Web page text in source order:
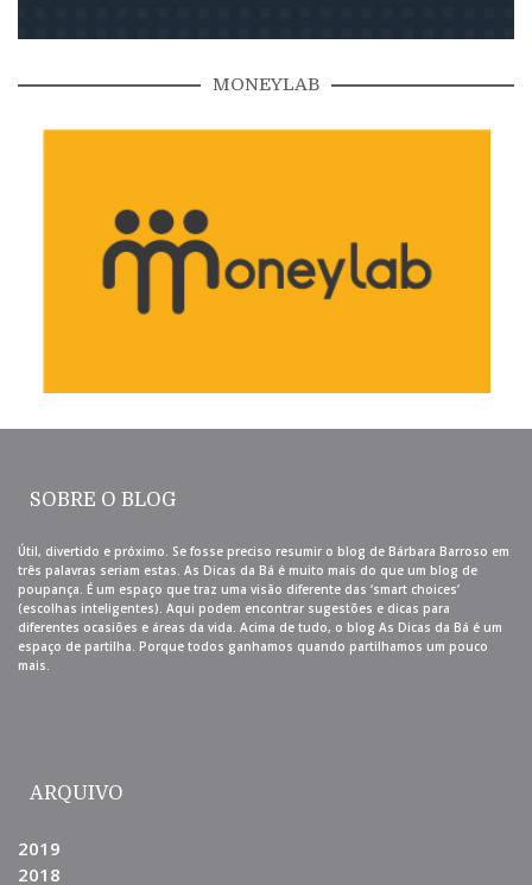
MONEYLAB
SOBRE O BLOG
Útil, divertido e próximo. Se fosse preciso resumir o blog de Bárbara Barroso em
três palavras seriam estas. As Dicas da Bá é muito mais do que um blog de
poupança. É um espaço que traz uma visão diferente das ‘smart choices’
(escolhas inteligentes). Aqui podem encontrar sugestões e dicas para
diferentes ocasiões e áreas da vida. Acima de tudo, o blog As Dicas da Bá é um
espaço de partilha. Porque todos ganhamos quando partilhamos um pouco
mais.
ARQUIVO
2019
2018